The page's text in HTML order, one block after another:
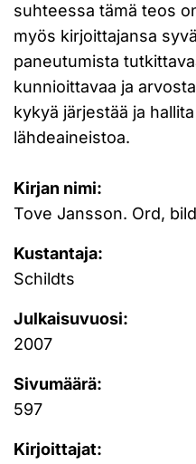
suhteessa tämä teos
myös kirjoittajansa
paneutumista
kunnioittavaa ja
kykyä järjestää ja
lähdeaineistoa.
Kirjan nimi:
Tove Jansson. Ord,
Kustantaja:
Schildts
Julkaisuvuosi:
2007
Sivumäärä:
597
Kirjoittajat: